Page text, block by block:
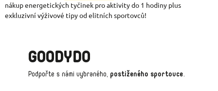
nákup energetických tyčinek pro aktivity do 1 hodiny plus
exkluzivní výživové tipy od elitních sportovců!
GOODYDO
Podpořte s námi vybraného, postiženého sportovce.